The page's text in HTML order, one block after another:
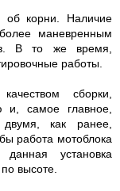
об корни. Наличие
маневренным
В то же время,
работы.
сборки,
и, самое главное,
как ранее,
работа мотоблока
установка
высоте.